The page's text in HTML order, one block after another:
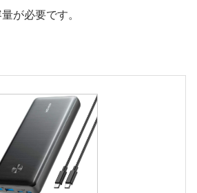
が必要です。